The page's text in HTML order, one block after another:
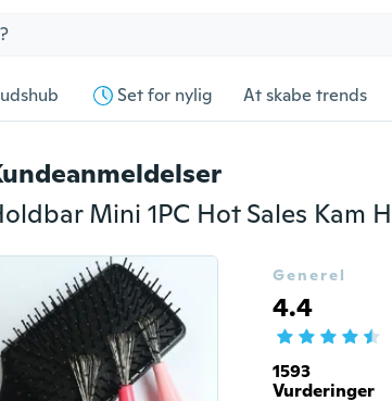
Set for nylig At skabe trends
Generel
4.4
1593
Vurderinger